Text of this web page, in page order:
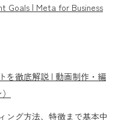
Goals | Meta for Business
を徹底解説 | 動画制作・編
ング方法、特徴まで基本中